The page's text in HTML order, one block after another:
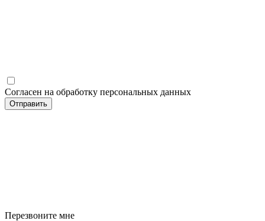
Согласен на обработку персональных данных
Отправить
Перезвоните мне